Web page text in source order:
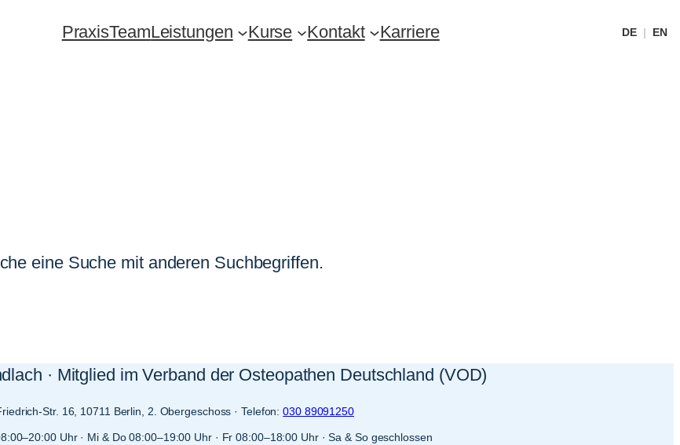
PraxisTeamLeistungen Kurse Kontakt Karriere DE | EN
eine Suche mit anderen Suchbegriffen.
· Mitglied im Verband der Osteopathen Deutschland (VOD)
Str. 16, 10711 Berlin, 2. Obergeschoss · Telefon:030 89091250
Uhr · Mi & Do 08:00–19:00 Uhr · Fr 08:00–18:00 Uhr · Sa & So geschlossen